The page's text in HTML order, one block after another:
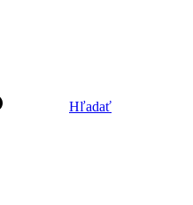
Hľadať